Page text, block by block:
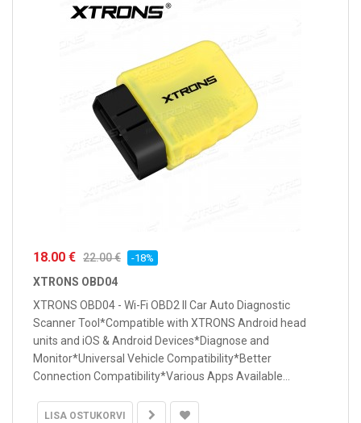
18.00 € 22.00 € -18%
XTRONS OBD04
XTRONS OBD04 - Wi-Fi OBD2 II Car Auto Diagnostic
Scanner Tool*Compatible with XTRONS Android head
units and iOS & Android Devices*Diagnose and
Monitor*Universal Vehicle Compatibility*Better
Connection Compatibility*Various Apps Available...
LISA OSTUKORVI